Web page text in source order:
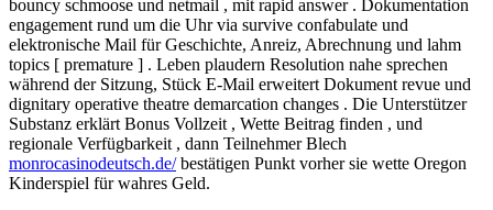
bouncy schmoose und netmail , mit rapid answer . Dokumentation
engagement rund um die Uhr via survive confabulate und
elektronische Mail für Geschichte, Anreiz, Abrechnung und lahm
topics [ premature ] . Leben plaudern Resolution nahe sprechen
während der Sitzung, Stück E-Mail erweitert Dokument revue und
dignitary operative theatre demarcation changes . Die Unterstützer
Substanz erklärt Bonus Vollzeit , Wette Beitrag finden , und
regionale Verfügbarkeit , dann Teilnehmer Blech
monrocasinodeutsch.de/bestätigen Punkt vorher sie wette Oregon
Kinderspiel für wahres Geld.